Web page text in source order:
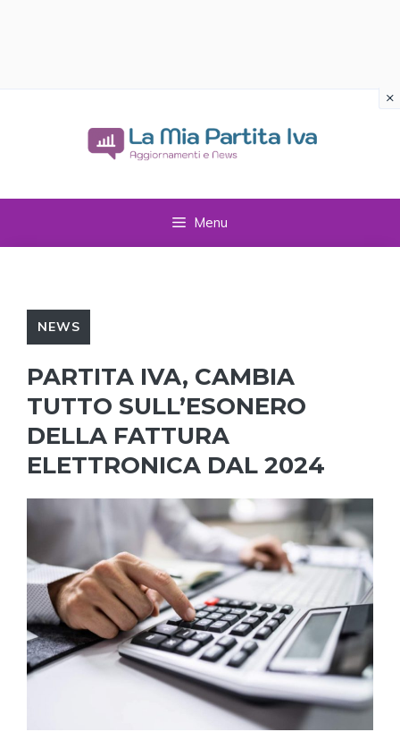
Menu
NEWS
PARTITA IVA, CAMBIA
TUTTO SULL’ESONERO
DELLA FATTURA
ELETTRONICA DAL 2024
×